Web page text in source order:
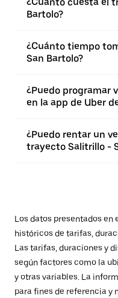
Bartolo?
¿Cuánto tiempo
San Bartolo?
¿Puedo programar
en la app de Uber
¿Puedo rentar un
trayecto Salitrillo -
Los datos presentados en
históricos de tarifas,
Las tarifas, duraciones y
según factores como la
y otras variables. La
para fines de referencia y